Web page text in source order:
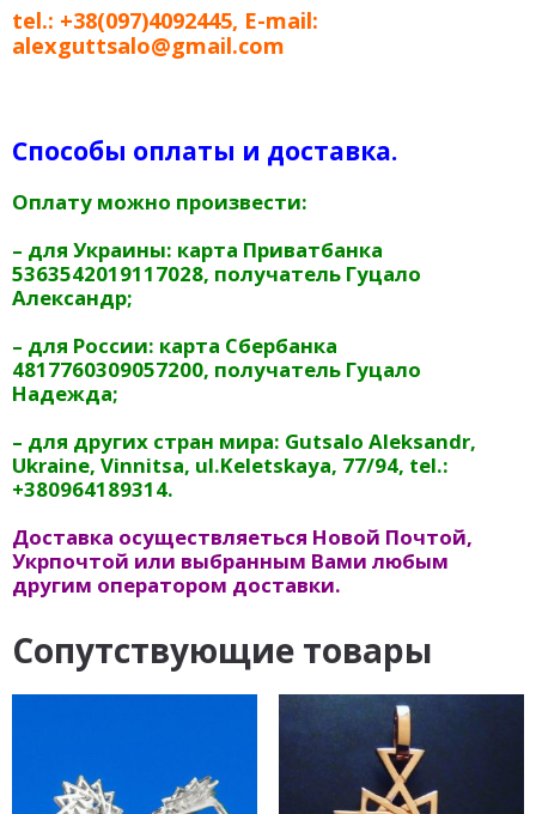
tel.: +38(097)4092445, E-mail:
alexguttsalo@gmail.com
Способы оплаты и доставка.
Оплату можно произвести:
– для Украины: карта Приватбанка
5363542019117028, получатель Гуцало
Александр;
– для России: карта Сбербанка
4817760309057200, получатель Гуцало
Надежда;
– для других стран мира: Gutsalo Aleksandr,
Ukraine, Vinnitsa, ul.Keletskaya, 77/94, tel.:
+380964189314.
Доставка осуществляеться Новой Почтой,
Укрпочтой или выбранным Вами любым
другим оператором доставки.
Сопутствующие товары